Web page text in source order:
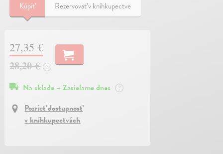
Kúpiť Rezervovať v kníhkupectve
27,35 €
28,20 €
?
Na sklade – Zasielame dnes ?
Pozrieť dostupnosť
v kníhkupectvách